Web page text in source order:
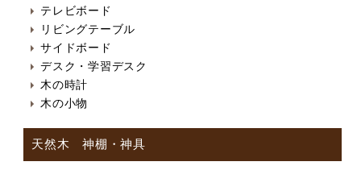
テレビボード
リビングテーブル
サイドボード
デスク・学習デスク
木の時計
木の小物
天然木 神棚・神具